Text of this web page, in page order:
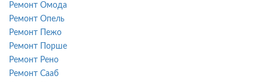
Ремонт Омода
Ремонт Опель
Ремонт Пежо
Ремонт Порше
Ремонт Рено
Ремонт Сааб